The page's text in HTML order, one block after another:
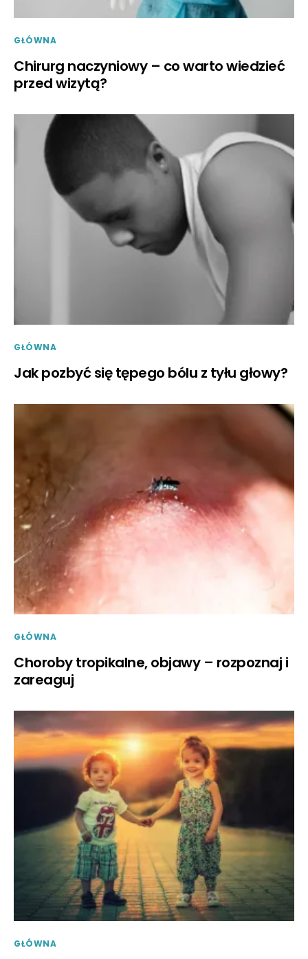
GŁÓWNA
Chirurg naczyniowy – co warto wiedzieć
przed wizytą?
GŁÓWNA
Jak pozbyć się tępego bólu z tyłu głowy?
GŁÓWNA
Choroby tropikalne, objawy – rozpoznaj i
zareaguj
GŁÓWNA